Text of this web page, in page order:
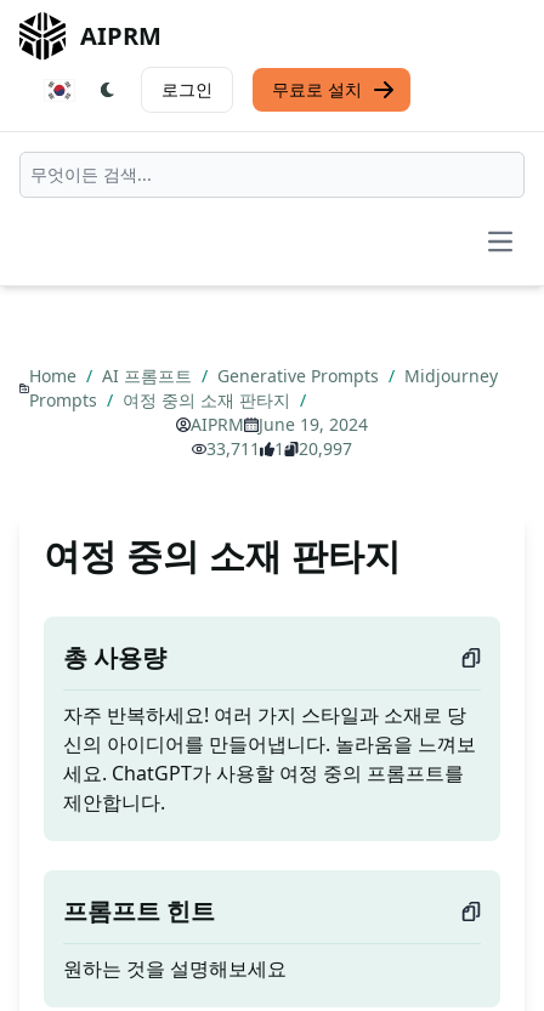
AIPRM
로그인 무료로 설치
Home / AI 프롬프트 / Generative Prompts / Midjourney
Prompts / 여정 중의 소재 판타지 /
AIPRM
June 19, 2024
33,711
1 20,997
여정 중의 소재 판타지
총 사용량
자주 반복하세요! 여러 가지 스타일과 소재로 당
신의 아이디어를 만들어냅니다. 놀라움을 느껴보
세요. ChatGPT가 사용할 여정 중의 프롬프트를
제안합니다.
프롬프트 힌트
원하는 것을 설명해보세요